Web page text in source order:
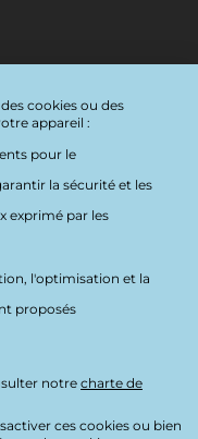
des cookies ou des
appareil :
pour le
la sécurité et les
exprimé par les
l'optimisation et la
proposés
notre charte de
ces cookies ou bien